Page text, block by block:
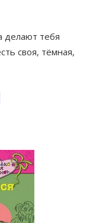
делают тебя
своя, тёмная,